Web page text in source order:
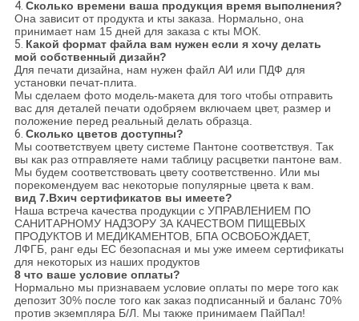
4. Сколько времени ваша продукция время выполнения?
Она зависит от продукта и кты заказа. Нормально, она
принимает нам 15 дней для заказа с кты МОК.
5. Какой формат файла вам нужен если я хочу делать
мой собственный дизайн?
Для печати дизайна, нам нужен файл АИ или ПДФ для
установки печат-плита.
Мы сделаем фото модель-макета для того чтобы отправить
вас для деталей печати одобряем включаем цвет, размер и
положение перед реальный делать образца.
6. Сколько цветов доступны?
Мы соответствуем цвету системе Пантоне соответствуя. Так
вы как раз отправляете нами таблицу расцветки пантоне вам.
Мы будем соответствовать цвету соответственно. Или мы
порекомендуем вас некоторые популярные цвета к вам.
вид 7.Вхич сертификатов вы имеете?
Наша встреча качества продукции с УПРАВЛЕНИЕМ ПО
САНИТАРНОМУ НАДЗОРУ ЗА КАЧЕСТВОМ ПИЩЕВЫХ
ПРОДУКТОВ И МЕДИКАМЕНТОВ, БПА ОСВОБОЖДАЕТ,
ЛФГБ, ранг еды ЕС безопасная и мы уже имеем сертификаты
для некоторых из наших продуктов
8 что ваше условие оплаты?
Нормально мы признаваем условие оплаты по мере того как
депозит 30% после того как заказ подписанный и баланс 70%
против экземпляра Б/Л. Мы также принимаем ПайПал!